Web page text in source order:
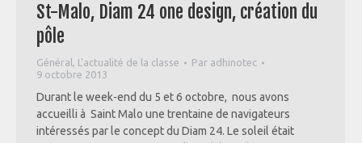
St-Malo, Diam 24 one design, création du
pôle
Général , L'actualité de la classe Par adhinotec
9 octobre 2013
Durant le week-end du 5 et 6 octobre, nous avons
accueilli à Saint Malo une trentaine de navigateurs
intéressés par le concept du Diam 24. Le soleil était